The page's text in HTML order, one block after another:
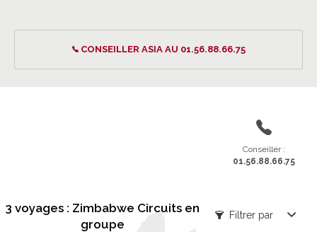
CONSEILLER ASIA AU 01.56.88.66.75
Conseiller :
01.56.88.66.75
3 voyages : Zimbabwe Circuits en
groupe
Filtrer par